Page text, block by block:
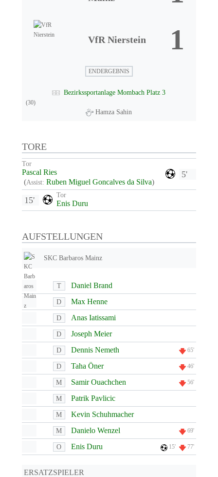
VfR Nierstein 1
ENDERGEBNIS
Bezirkssportanlage Mombach Platz 3
(30)
Hamza Sahin
TORE
5'
Tor
Pascal Ries
(Assist: Ruben Miguel Goncalves da Silva)
Tor
Enis Duru
15'
AUFSTELLUNGEN
SKC Barbaros Mainz
T Daniel Brand
D Max Henne
D Anas Iatissami
D Joseph Meier
D Dennis Nemeth 65'
D Taha Öner 46'
M Samir Ouachchen 56'
M Patrik Pavlicic
M Kevin Schuhmacher
M Danielo Wenzel 69'
O Enis Duru 15' 77'
ERSATZSPIELER